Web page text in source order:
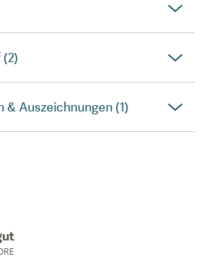
Auszeichnungen (1)